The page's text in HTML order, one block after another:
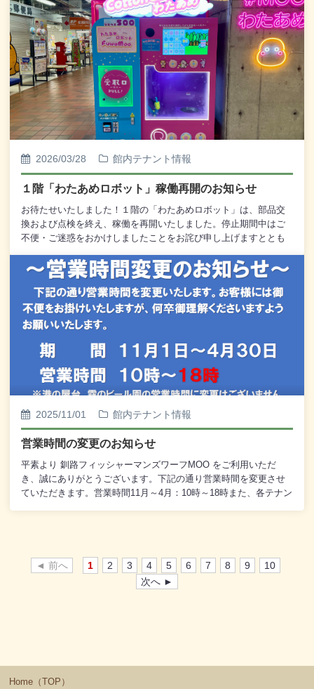
2026/03/28 館内テナント情報
１階「わたあめロボット」稼働再開のお知らせ
お待たせいたしました！１階の「わたあめロボット」は、部品交
換および点検を終え、稼働を再開いたしました。停止期間中はご
不便・ご迷惑をおかけしましたことをお詫び申し上げますととも
た。ふわふわのわたあめを、ぜひお楽しみください！皆さまのご
利用を心よりお待ちしております。
2025/11/01 館内テナント情報
営業時間の変更のお知らせ
平素より 釧路フィッシャーマンズワーフMOO をご利用いただ
き、誠にありがとうございます。下記の通り営業時間を変更させ
ていただきます。営業時間11月～4月：10時～18時また、各テナン
◄ 前へ 1 2 3 4 5 6 7 8 9
10
次へ ►
Home（TOP）